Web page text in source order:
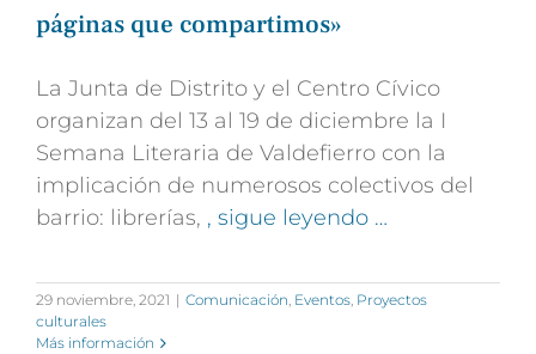
páginas que compartimos»
La Junta de Distrito y el Centro Cívico
organizan del 13 al 19 de diciembre la I
Semana Literaria de Valdefierro con la
implicación de numerosos colectivos del
barrio: librerías, , sigue leyendo …
29 noviembre, 2021 | Comunicación, Eventos, Proyectos
culturales
Más información